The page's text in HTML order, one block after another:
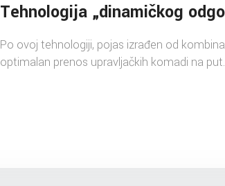
Tehnologija „dinamičkog
Po ovoj tehnologiji, pojas izrađen od
optimalan prenos upravljačkih komadi na put.